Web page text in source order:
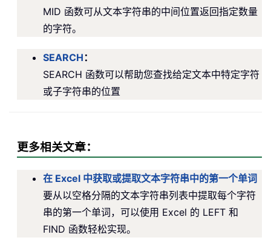
MID 函数可从文本字符串的中间位置返回指定数量
的字符。
SEARCH：
SEARCH 函数可以帮助您查找给定文本中特定字符
或子字符串的位置
更多相关文章：
在 Excel 中获取或提取文本字符串中的第一个单词
要从以空格分隔的文本字符串列表中提取每个字符
串的第一个单词，可以使用 Excel 的 LEFT 和
FIND 函数轻松实现。